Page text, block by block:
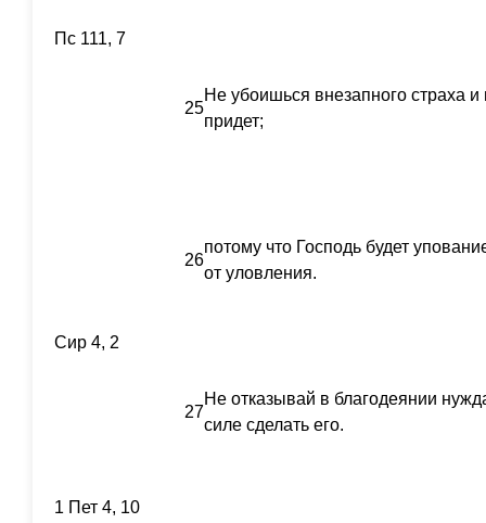
Пс 111, 7
25
Не убоишься внезапного страха и
придет;
26
потому что Господь будет
от уловления.
Сир 4, 2
27
Не отказывай в благодеянии
силе сделать его.
1 Пет 4, 10